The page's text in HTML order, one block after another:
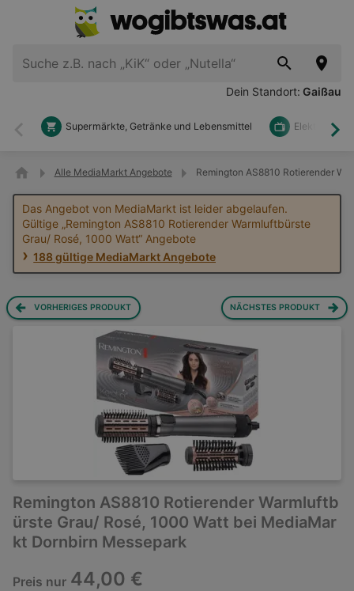
Dein Standort: Gaißau
Zurück
Supermärkte, Getränke und Lebensmittel Elektronik
Alle MediaMarkt Angebote Remington AS8810 Rotierender
Das Angebot von MediaMarkt ist leider abgelaufen.
Gültige „Remington AS8810 Rotierender Warmluftbürste
Grau/ Rosé, 1000 Watt“ Angebote
188 gültige MediaMarkt Angebote
VORHERIGES PRODUKT NÄCHSTES PRODUKT
Remington AS8810 Rotierender Warmluftb
ürste Grau/ Rosé, 1000 Watt bei MediaMar
kt Dornbirn Messepark
Preis nur 44,00 €